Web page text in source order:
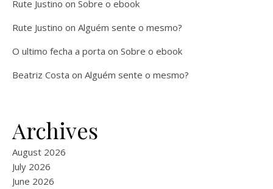
Rute Justino on Sobre o ebook
Rute Justino on Alguém sente o mesmo?
O ultimo fecha a porta on Sobre o ebook
Beatriz Costa on Alguém sente o mesmo?
Archives
August 2026
July 2026
June 2026